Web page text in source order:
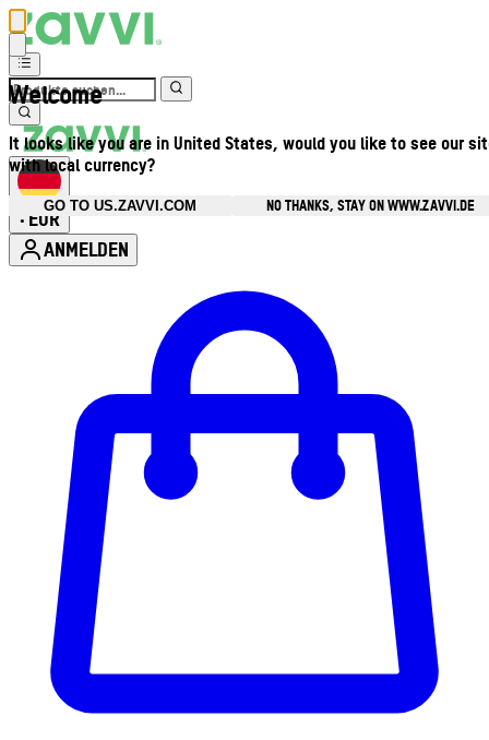
Welcome
It looks like you are in United States, would you like to see our
with local currency?
GO TO US.ZAVVI.COM
NO THANKS, STAY ON WWW.ZAVVI.DE
• EUR
ANMELDEN